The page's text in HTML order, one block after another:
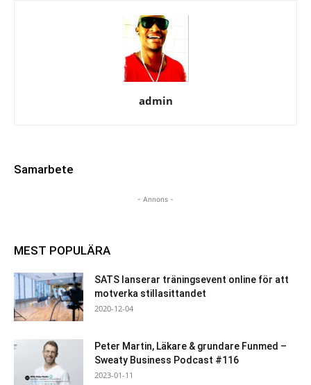
admin
Samarbete
- Annons -
MEST POPULÄRA
SATS lanserar träningsevent online för att
motverka stillasittandet
2020-12-04
Peter Martin, Läkare & grundare Funmed –
Sweaty Business Podcast #116
2023-01-11